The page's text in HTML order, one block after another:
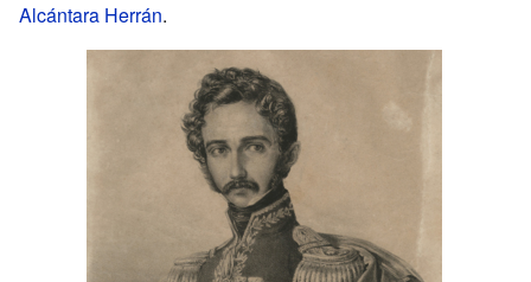
Alcántara Herrán.